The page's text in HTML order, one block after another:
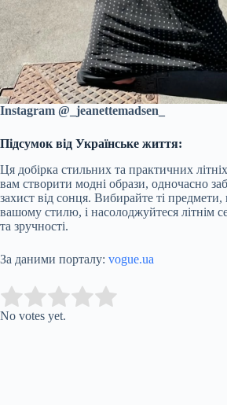
Instagram @_jeanettemadsen_
Підсумок від Українське життя:
Ця добірка стильних та практичних
вам створити модні образи, одночасно
захист від сонця. Вибирайте ті
вашому стилю, і насолоджуйтеся літнім
та зручності.
За даними порталу: vogue.ua
Rate this item:
No votes yet.